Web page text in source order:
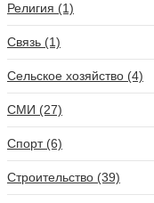
Религия (1)
Связь (1)
Сельское хозяйство (4)
СМИ (27)
Спорт (6)
Строительство (39)